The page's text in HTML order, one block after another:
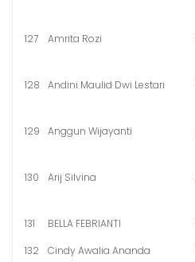
127
Amrita Rozi
128
Andini Maulid Dwi Lestari
129
Anggun Wijayanti
130
Arij Silvina
131
BELLA FEBRIANTI
132
Cindy Awalia Ananda